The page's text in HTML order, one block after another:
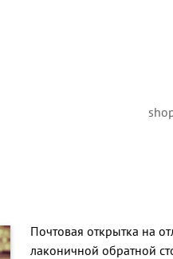
Почтовая открытка на
лаконичной обратной